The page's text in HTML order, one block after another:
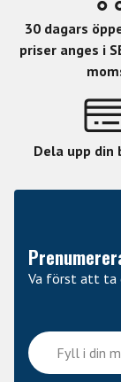
30 dagars
priser anges i
Dela upp din
Va först att ta